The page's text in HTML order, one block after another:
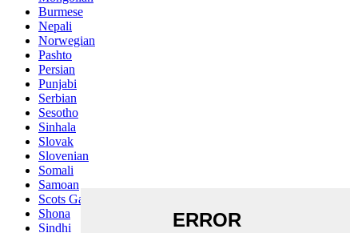
Burmese
Nepali
Norwegian
Pashto
Persian
Punjabi
Serbian
Sesotho
Sinhala
Slovak
Slovenian
Somali
Samoan
Scots Gaelic
Shona
Sindhi